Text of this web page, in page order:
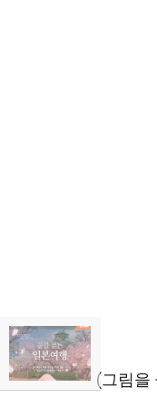
(그림을